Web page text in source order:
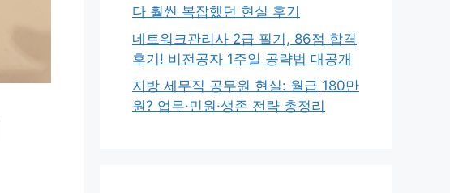
다 훨씬 복잡했던 현실 후기
네트워크관리사 2급 필기, 86점 합격
후기! 비전공자 1주일 공략법 대공개
지방 세무직 공무원 현실: 월급 180만
원? 업무·민원·생존 전략 총정리